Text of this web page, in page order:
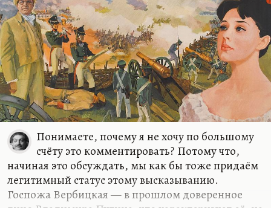
Понимаете, почему я не хочу по большому
счёту это комментировать? Потому что,
начиная это обсуждать, мы как бы тоже придаём
легитимный статус этому высказыванию.
Госпожа Вербицкая — в прошлом доверенное